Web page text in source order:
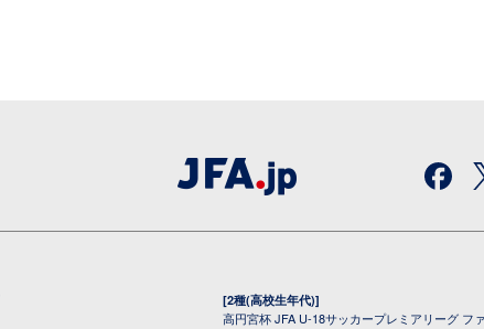
[2種(高校生年代)]
高円宮杯 JFA U-18サッカープレミアリーグ フ